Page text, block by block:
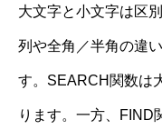
大文字と小文字は区
列や全角／半角の違
す。SEARCH関数は
ります。一方、FIND